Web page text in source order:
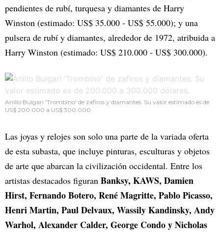
pendientes de rubí, turquesa y diamantes de Harry
Winston (estimado: US$ 35.000 - US$ 55.000); y una
pulsera de rubí y diamantes, alrededor de 1972, atribuida a
Harry Winston (estimado: US$ 210.000 - US$ 300.000).
Anillo Bulgari 'Trombino' de zafiros y diamantes. Su valor estimado es de
US$ 200.000 a US$ 300.000.
Las joyas y relojes son solo una parte de la variada oferta
de esta subasta, que incluye pinturas, esculturas y objetos
de arte que abarcan la civilización occidental. Entre los
artistas destacados figuran Banksy, KAWS, Damien
Hirst, Fernando Botero, René Magritte, Pablo Picasso,
Henri Martin, Paul Delvaux, Wassily Kandinsky, Andy
Warhol, Alexander Calder, George Condo y Nicholas